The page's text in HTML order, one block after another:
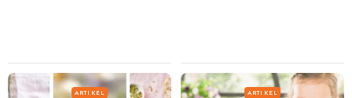
ARTIKEL ARTIKEL